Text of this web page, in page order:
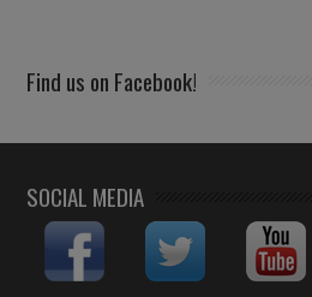
Find us on Facebook!
SOCIAL MEDIA